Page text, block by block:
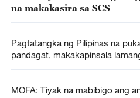
na makakasira sa SCS
Pagtatangka ng Pilipinas na
pandagat, makakapinsala
MOFA: Tiyak na mabibigo ang